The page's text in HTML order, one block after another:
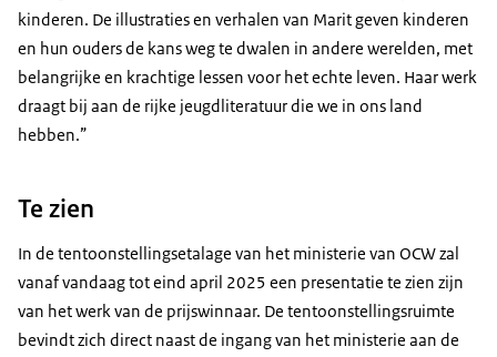
kinderen. De illustraties en verhalen van Marit geven kinderen
en hun ouders de kans weg te dwalen in andere werelden, met
belangrijke en krachtige lessen voor het echte leven. Haar werk
draagt bij aan de rijke jeugdliteratuur die we in ons land
hebben.”
Te zien
In de tentoonstellingsetalage van het ministerie van OCW zal
vanaf vandaag tot eind april 2025 een presentatie te zien zijn
van het werk van de prijswinnaar. De tentoonstellingsruimte
bevindt zich direct naast de ingang van het ministerie aan de